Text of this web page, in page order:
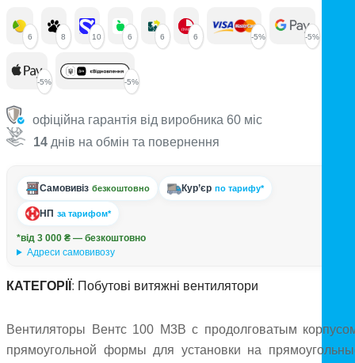
6 8 10 6 6 6 -5% -5%
-5% -5%
офіційна гарантія від виробника 60 міс
14 днів на обмін та повернення
Самовивіз безкоштовно Кур’єр по тарифу*
НП за тарифом*
*від 3 000 ₴ — безкоштовно
Адреси самовивозу
КАТЕГОРІЇ : Побутові витяжні вентилятори
Вентиляторы Вентс 100 М3В с продолговатым
прямоугольной формы для установки на